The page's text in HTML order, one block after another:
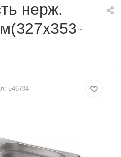
нерж.
546704